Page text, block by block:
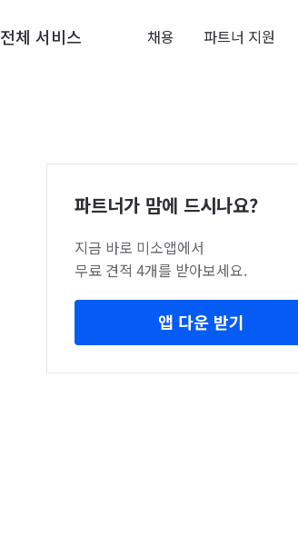
전체 서비스 채용 파트너 지원
파트너가 맘에 드시나요?
지금 바로 미소앱에서
무료 견적 4개를 받아보세요.
앱 다운 받기